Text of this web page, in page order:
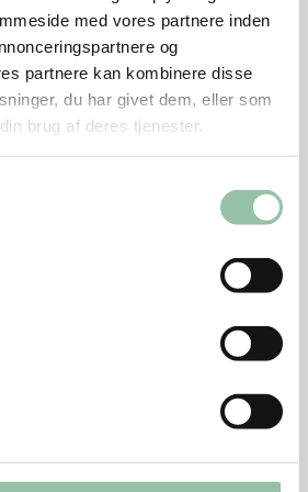
med vores partnere inden
og
partnere kan kombinere disse
du har givet dem, eller som
brug af deres tjenester.
(forfatter, madanmelder v.
& Politiken)
(forfatter, kok og direktør i
(kok og køkkenchef)
(chefkonsulent for Gastronomi
af Mælkeafgiftsfonden.